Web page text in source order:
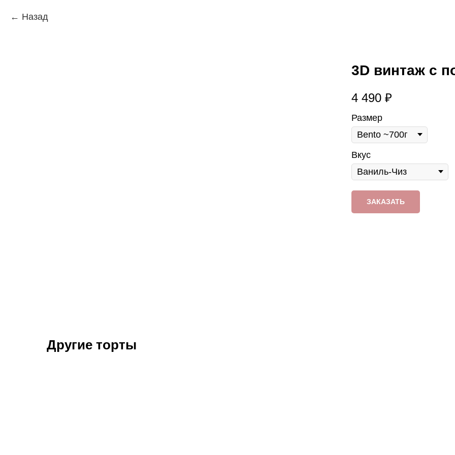
Назад
3D винтаж с
4 490 ₽
Размер
Вкус
ЗАКАЗАТЬ
Другие торты